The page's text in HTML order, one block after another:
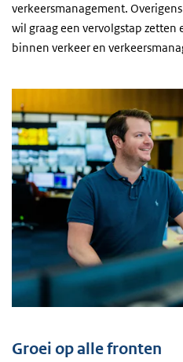
verkeersmanagement.
wil graag een vervolgstap zetten
binnen verkeer en
Groei op alle fronten